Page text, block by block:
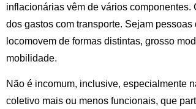
inflacionárias vêm de vários
dos gastos com transporte. Sejam
locomovem de formas distintas, grosso
mobilidade.
Não é incomum, inclusive, especialmente
coletivo mais ou menos funcionais, que